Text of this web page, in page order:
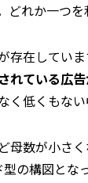
れか一つ
存在してい
れている広
低くもな
母数が小さ
の構図とな